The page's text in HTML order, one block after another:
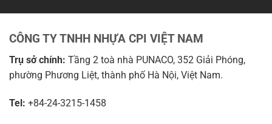
CÔNG TY TNHH NHỰA CPI VIỆT NAM
Trụ sở chính: Tầng 2 toà nhà PUNACO, 352 Giải Phóng,
phường Phương Liệt, thành phố Hà Nội, Việt Nam.
Tel: +84-24-3215-1458